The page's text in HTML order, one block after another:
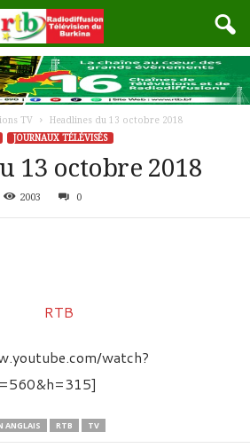
TV
Headlines du 13 octobre 2018
JOURNAUX TÉLÉVISÉS
13 octobre 2018
2003 0
watch?
ANGLAIS RTB TV